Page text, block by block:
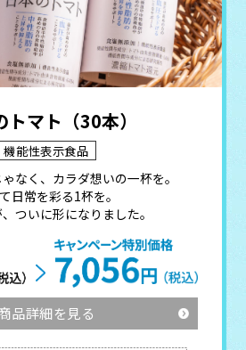
トマト（30本）
機能性表示食品
なく、カラダ想いの一杯を。
日常を彩る1杯を。
ついに形になりました。
品詳細を見る